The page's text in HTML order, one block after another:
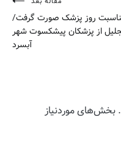
روز پزشک صورت گرفت/
از پزشکان پیشکسوت شهر
آبسرد
بخش‌های موردنیاز